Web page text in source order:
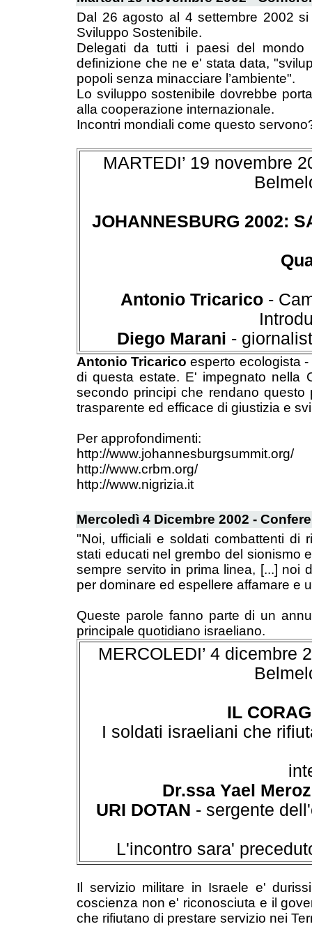
Dal 26 agosto al 4 settembre 2002
Sviluppo Sostenibile.
Delegati da tutti i paesi del
definizione che ne e' stata data,
popoli senza minacciare l’ambiente".
Lo sviluppo sostenibile dovrebbe
alla cooperazione internazionale.
Incontri mondiali come questo
MARTEDI’ 19 novembre
JOHANNESBURG 2002:
Antonio Tricarico -
Diego Marani -
Antonio Tricarico esperto ecologista
di questa estate. E' impegnato nella
secondo principi che rendano questo
trasparente ed efficace di giustizia e
Per approfondimenti:
http://www.johannesburgsummit.org/
http://www.crbm.org/
http://www.nigrizia.it
Mercoledì 4 Dicembre 2002 -
"Noi, ufficiali e soldati combattenti di
stati educati nel grembo del sionismo
sempre servito in prima linea, [...] noi
per dominare ed espellere affamare e
Queste parole fanno parte di un
principale quotidiano israeliano.
MERCOLEDI’ 4 dicembre
IL
I soldati israeliani che
Dr.ssa Yael Meroz
URI DOTAN - sergente
L'incontro sara'
Il servizio militare in Israele e'
coscienza non e' riconosciuta e il
che rifiutano di prestare servizio nei